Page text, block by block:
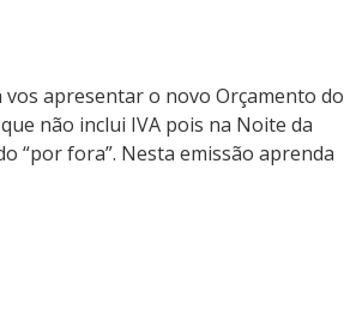
apresentar o novo Orçamento do
não inclui IVA pois na Noite da
“por fora”. Nesta emissão aprenda